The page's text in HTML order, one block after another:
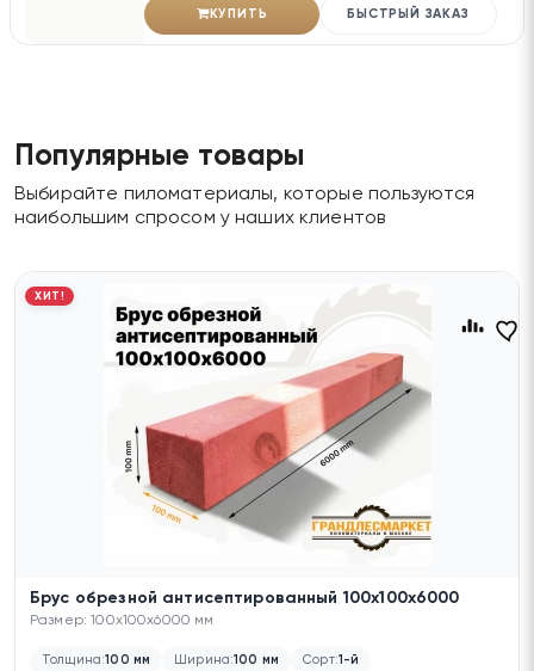
КУПИТЬ БЫСТРЫЙ ЗАКАЗ
Популярные товары
Выбирайте пиломатериалы, которые пользуются
наибольшим спросом у наших клиентов
ХИТ!
Брус обрезной антисептированный 100х100х6000
Размер: 100x100x6000 мм
Толщина:100 мм Ширина:100 мм Сорт:1-й